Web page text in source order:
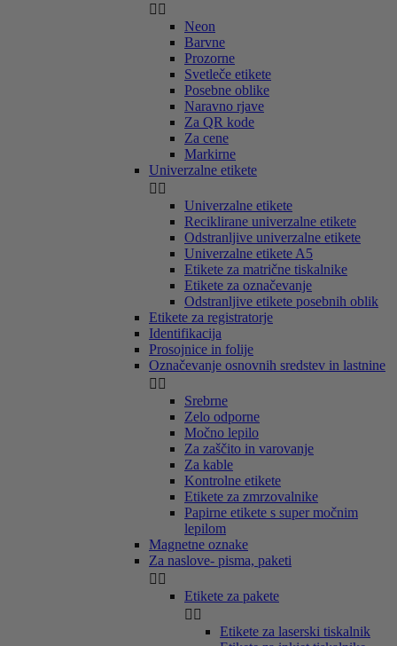
 
Neon
Barvne
Prozorne
Svetleče etikete
Posebne oblike
Naravno rjave
Za QR kode
Za cene
Markirne
Univerzalne etikete
 
Univerzalne etikete
Reciklirane univerzalne etikete
Odstranljive univerzalne etikete
Univerzalne etikete A5
Etikete za matrične tiskalnike
Etikete za označevanje
Odstranljive etikete posebnih oblik
Etikete za registratorje
Identifikacija
Prosojnice in folije
Označevanje osnovnih sredstev in lastnine
 
Srebrne
Zelo odporne
Močno lepilo
Za zaščito in varovanje
Za kable
Kontrolne etikete
Etikete za zmrzovalnike
Papirne etikete s super močnim
lepilom
Magnetne oznake
Za naslove- pisma, paketi
 
Etikete za pakete
 
Etikete za laserski tiskalnik